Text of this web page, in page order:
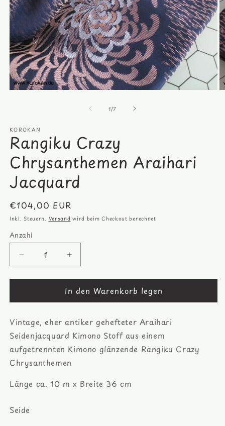
1/von
7
KOROKAN
Rangiku Crazy
Chrysanthemen Araihari
Jacquard
Normaler
Preis
€104,00 EUR
Inkl. Steuern. Versand wird beim Checkout berechnet
Anzahl
Anzahl
Verringere
die
Menge
Rangiku
Chrysanthemen
Araihari
Jacquard
Erhöhe
die
Menge
für
Rangiku
Chrysanthemen
Araihari
Jacquard
In den Warenkorb legen
Vintage, eher antiker gehefteter Araihari
Seidenjacquard Kimono Stoff aus einem
aufgetrennten Kimono glänzende Rangiku Crazy
Chrysanthemen
Länge ca. 10 m x Breite 36 cm
Seide